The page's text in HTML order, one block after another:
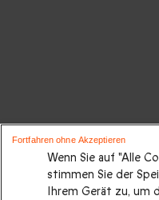
Wenn Sie auf "Alle
stimmen Sie der
Ihrem Gerät zu, um
Fortfahren ohne Akzeptieren